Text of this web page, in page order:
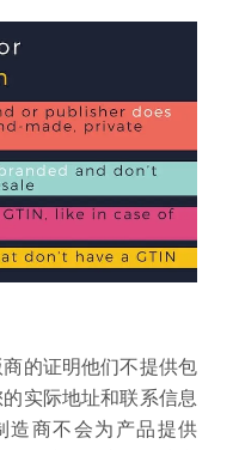
的证明他们不提供包
实际地址和联系信息
造商不会为产品提供